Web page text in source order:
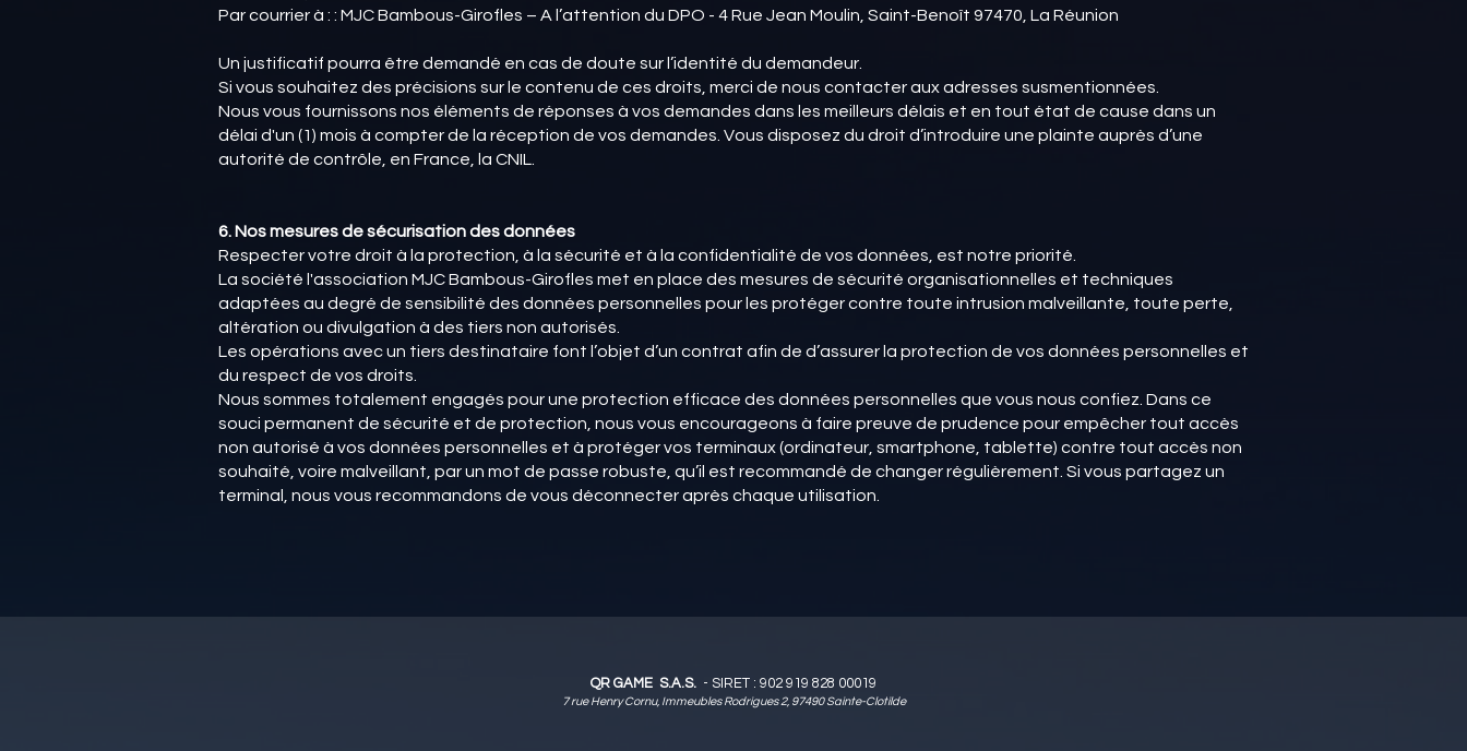
Par courrier à : : MJC Bambous-Girofles – A l’attention du DPO - 4 Rue Jean Moulin, Saint-Benoît 97470, La Réunion
Un justificatif pourra être demandé en cas de doute sur l’identité du demandeur.
Si vous souhaitez des précisions sur le contenu de ces droits, merci de nous contacter aux adresses susmentionnées.
Nous vous fournissons nos éléments de réponses à vos demandes dans les meilleurs délais et en tout état de cause dans un
délai d'un (1) mois à compter de la réception de vos demandes. Vous disposez du droit d’introduire une plainte auprès d’une
autorité de contrôle, en France, la CNIL.
6. Nos mesures de sécurisation des données
Respecter votre droit à la protection, à la sécurité et à la confidentialité de vos données, est notre priorité.
La société l'association MJC Bambous-Girofles met en place des mesures de sécurité organisationnelles et techniques
adaptées au degré de sensibilité des données personnelles pour les protéger contre toute intrusion malveillante, toute perte,
altération ou divulgation à des tiers non autorisés.
Les opérations avec un tiers destinataire font l’objet d’un contrat afin de d’assurer la protection de vos données personnelles et
du respect de vos droits.
Nous sommes totalement engagés pour une protection efficace des données personnelles que vous nous confiez. Dans ce
souci permanent de sécurité et de protection, nous vous encourageons à faire preuve de prudence pour empêcher tout accès
non autorisé à vos données personnelles et à protéger vos terminaux (ordinateur, smartphone, tablette) contre tout accès non
souhaité, voire malveillant, par un mot de passe robuste, qu’il est recommandé de changer régulièrement. Si vous partagez un
terminal, nous vous recommandons de vous déconnecter après chaque utilisation.
QR GAME S.A.S. - SIRET : 902 919 828 00019
7 rue Henry Cornu, Immeubles Rodrigues 2, 97490 Sainte-Clotilde